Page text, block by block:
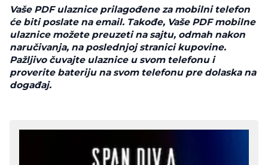
Vaše PDF ulaznice prilagođene za mobilni telefon
će biti poslate na email. Takođe, Vaše PDF mobilne
ulaznice možete preuzeti na sajtu, odmah nakon
naručivanja, na poslednjoj stranici kupovine.
Pažljivo čuvajte ulaznice u svom telefonu i
proverite bateriju na svom telefonu pre dolaska na
događaj.